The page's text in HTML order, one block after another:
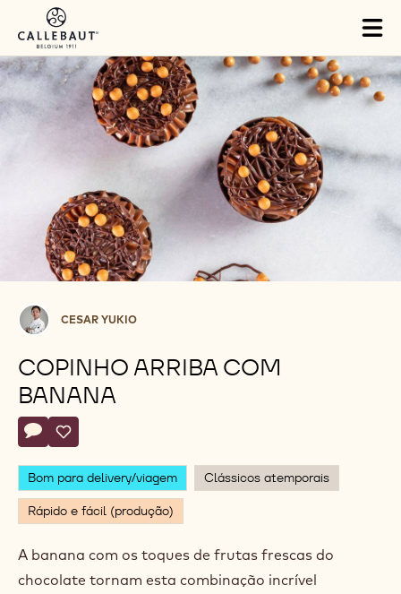
Skip to main content
Cesar
Yukio
CESAR YUKIO
COPINHO ARRIBA COM
BANANA
Actions
Deixe um comentário
- Copinho Arriba com Banana
Salvar
- Copinho Arriba com Banana
Bom para delivery/viagem Clássicos atemporais
Rápido e fácil (produção)
A banana com os toques de frutas frescas do
chocolate tornam esta combinação incrível